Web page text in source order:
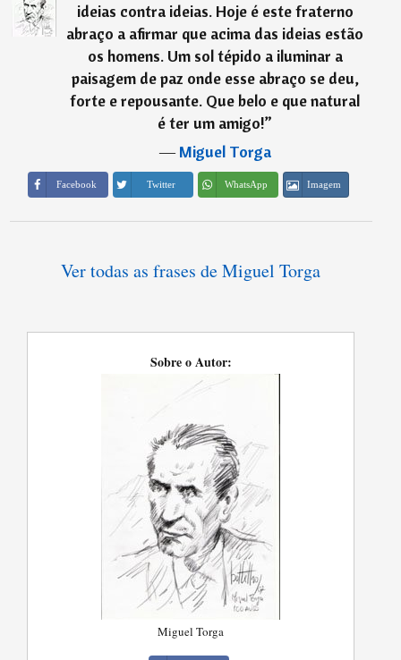
ideias contra ideias. Hoje é este fraterno
abraço a afirmar que acima das ideias estão
os homens. Um sol tépido a iluminar a
paisagem de paz onde esse abraço se deu,
forte e repousante. Que belo e que natural
é ter um amigo!”
―Miguel Torga
Facebook Twitter WhatsApp Imagem
Ver todas as frases de Miguel Torga
Sobre o Autor:
Miguel Torga